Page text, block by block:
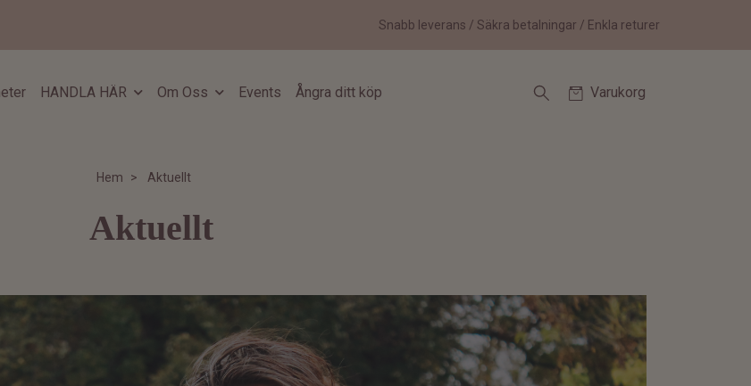
Snabb leverans / Säkra betalningar / Enkla returer
HANDLA HÄR Om Oss Events Ångra ditt köp Varukorg
Hem Aktuellt
Aktuellt